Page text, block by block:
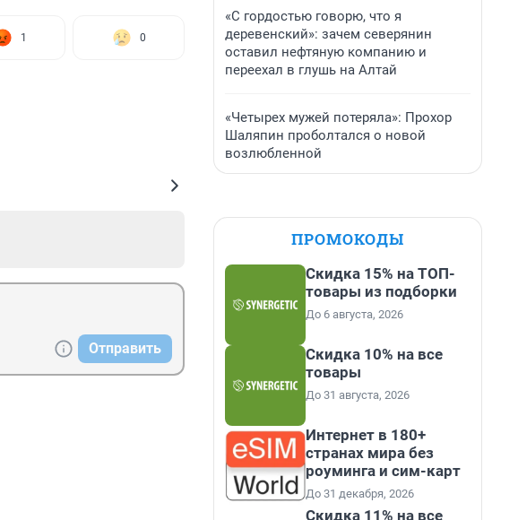
1 0
Отправить
«С гордостью говорю, что я
деревенский»: зачем северянин
оставил нефтяную компанию и
переехал в глушь на Алтай
«Четырех мужей потеряла»: Прохор
Шаляпин проболтался о новой
возлюбленной
ПРОМОКОДЫ
Скидка 15% на ТОП-
товары из подборки
До 6 августа, 2026
Скидка 10% на все
товары
До 31 августа, 2026
Интернет в 180+
странах мира без
роуминга и сим-карт
До 31 декабря, 2026
Скидка 11% на все